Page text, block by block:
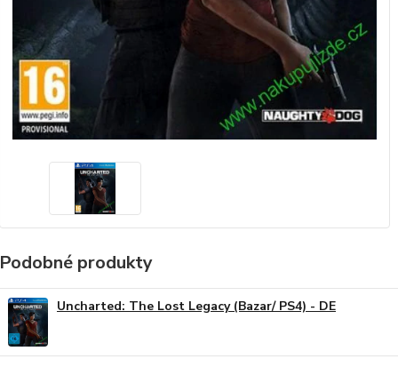
Podobné produkty
Uncharted: The Lost Legacy (Bazar/ PS4) - DE